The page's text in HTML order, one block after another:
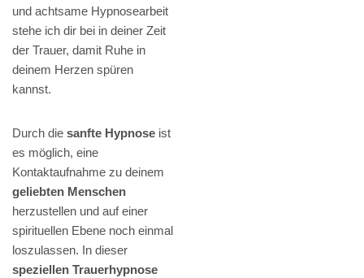
und achtsame Hypnosearbeit
stehe ich dir bei in deiner Zeit
der Trauer, damit Ruhe in
deinem Herzen spüren
kannst.
Durch die sanfte Hypnose ist
es möglich, eine
Kontaktaufnahme zu deinem
geliebten Menschen
herzustellen und auf einer
spirituellen Ebene noch einmal
loszulassen. In dieser
speziellen Trauerhypnose